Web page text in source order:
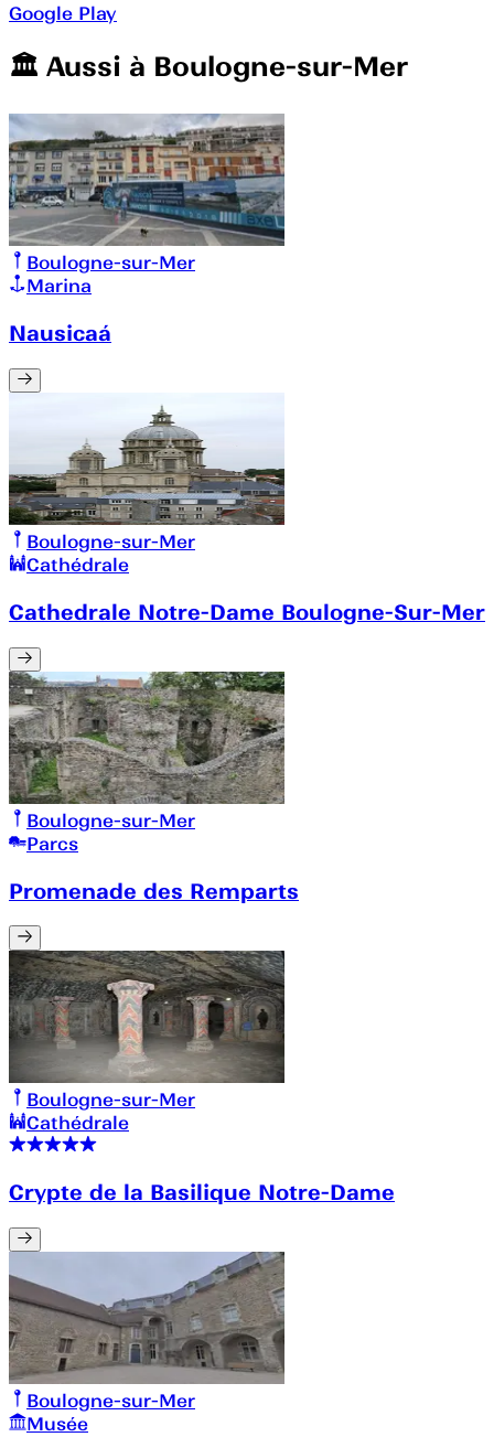
Google Play
🏛️️ Aussi à Boulogne-sur-Mer
Boulogne-sur-Mer
Marina
Nausicaá
Boulogne-sur-Mer
Cathédrale
Cathedrale Notre-Dame Boulogne-Sur-Mer
Boulogne-sur-Mer
Parcs
Promenade des Remparts
Boulogne-sur-Mer
Cathédrale
Crypte de la Basilique Notre-Dame
Boulogne-sur-Mer
Musée